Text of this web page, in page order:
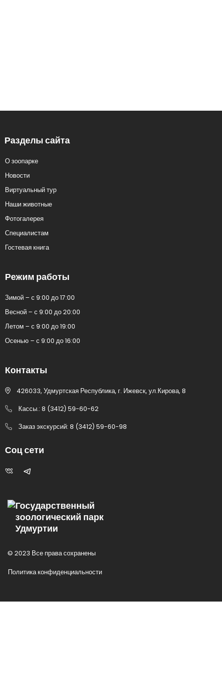
Государственный
зоологический парк
Удмуртии
© 2023 Все права сохранены
Политика конфиденциальности
Разделы сайта
О зоопарке
Новости
Виртуальный тур
Наши животные
Фотогалерея
Специалистам
Гостевая книга
Режим работы
Зимой – с 9:00 до 17:00
Весной – с 9:00 до 20:00
Летом – с 9:00 до 19:00
Осенью – с 9:00 до 16:00
Контакты
426033, Удмуртская Республика, г. Ижевск, ул.Кирова, 8
Кассы.: 8 (3412) 59-60-62
Заказ экскурсий: 8 (3412) 59-60-98
Соц сети